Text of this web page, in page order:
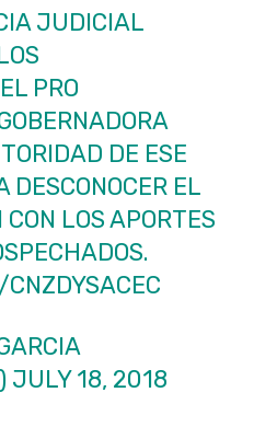
JUDICIAL
PRO
DE ESE
DESCONOCER EL
LOS APORTES
JULY 18, 2018